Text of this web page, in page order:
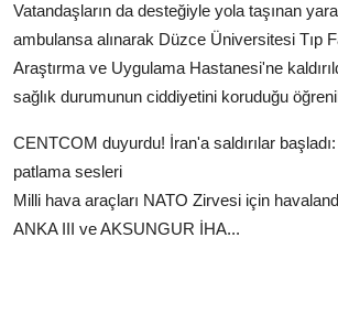
Vatandaşların da desteğiyle yola taşınan
ambulansa alınarak Düzce Üniversitesi Tıp
Araştırma ve Uygulama Hastanesi'ne
sağlık durumunun ciddiyetini koruduğu
CENTCOM duyurdu! İran'a saldırılar
patlama sesleri
Milli hava araçları NATO Zirvesi için
ANKA III ve AKSUNGUR İHA...